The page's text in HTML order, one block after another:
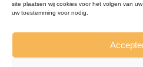
site plaatsen wij cookies voor het volgen van
uw toestemming voor nodig.